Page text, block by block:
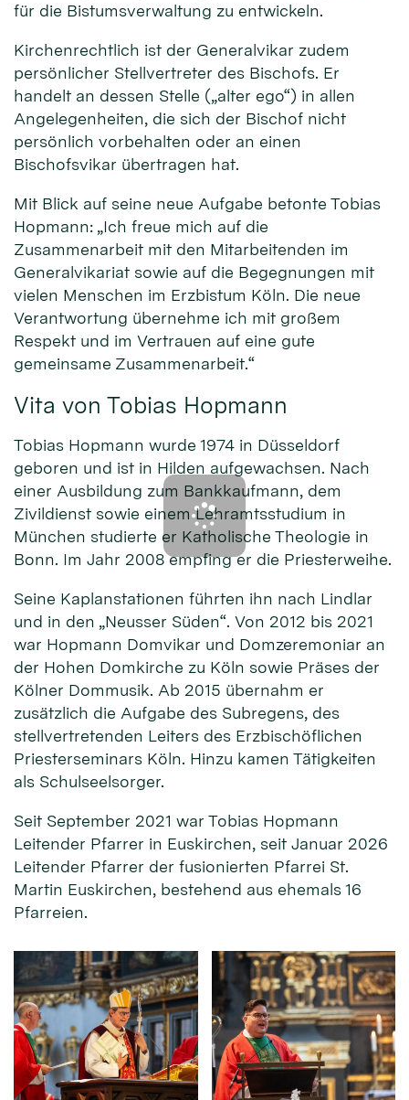
für die Bistumsverwaltung zu entwickeln.
Kirchenrechtlich ist der Generalvikar zudem
persönlicher Stellvertreter des Bischofs. Er
handelt an dessen Stelle („alter ego“) in allen
Angelegenheiten, die sich der Bischof nicht
persönlich vorbehalten oder an einen
Bischofsvikar übertragen hat.
Mit Blick auf seine neue Aufgabe betonte Tobias
Hopmann: „Ich freue mich auf die
Zusammenarbeit mit den Mitarbeitenden im
Generalvikariat sowie auf die Begegnungen mit
vielen Menschen im Erzbistum Köln. Die neue
Verantwortung übernehme ich mit großem
Respekt und im Vertrauen auf eine gute
gemeinsame Zusammenarbeit.“
Vita von Tobias Hopmann
Tobias Hopmann wurde 1974 in Düsseldorf
geboren und ist in Hilden aufgewachsen. Nach
einer Ausbildung zum Bankkaufmann, dem
Zivildienst sowie einem Lehramtsstudium in
München studierte er Katholische Theologie in
Bonn. Im Jahr 2008 empfing er die Priesterweihe.
Seine Kaplanstationen führten ihn nach Lindlar
und in den „Neusser Süden“. Von 2012 bis 2021
war Hopmann Domvikar und Domzeremoniar an
der Hohen Domkirche zu Köln sowie Präses der
Kölner Dommusik. Ab 2015 übernahm er
zusätzlich die Aufgabe des Subregens, des
stellvertretenden Leiters des Erzbischöflichen
Priesterseminars Köln. Hinzu kamen Tätigkeiten
als Schulseelsorger.
Seit September 2021 war Tobias Hopmann
Leitender Pfarrer in Euskirchen, seit Januar 2026
Leitender Pfarrer der fusionierten Pfarrei St.
Martin Euskirchen, bestehend aus ehemals 16
Pfarreien.